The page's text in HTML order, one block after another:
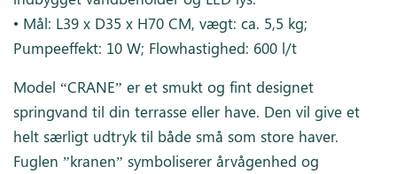
• Mål: L39 x D35 x H70 CM, vægt: ca. 5,5 kg;
Pumpeeffekt: 10 W; Flowhastighed: 600 l/t
Model “CRANE” er et smukt og fint designet
springvand til din terrasse eller have. Den vil give et
helt særligt udtryk til både små som store haver.
Fuglen ”kranen” symboliserer årvågenhed og